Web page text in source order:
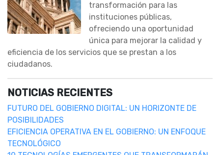
transformación para las
instituciones públicas,
ofreciendo una oportunidad
única para mejorar la calidad y
eficiencia de los servicios que se prestan a los
ciudadanos.
NOTICIAS RECIENTES
FUTURO DEL GOBIERNO DIGITAL: UN HORIZONTE DE
POSIBILIDADES
EFICIENCIA OPERATIVA EN EL GOBIERNO: UN ENFOQUE
TECNOLÓGICO